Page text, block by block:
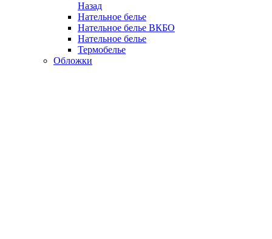
Назад
Нательное белье
Нательное белье ВКБО
Нательное белье
Термобелье
Обложки